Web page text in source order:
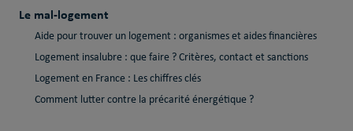
Le mal-logement
Aide pour trouver un logement : organismes et aides financières
Logement insalubre : que faire ? Critères, contact et sanctions
Logement en France : Les chiffres clés
Comment lutter contre la précarité énergétique ?